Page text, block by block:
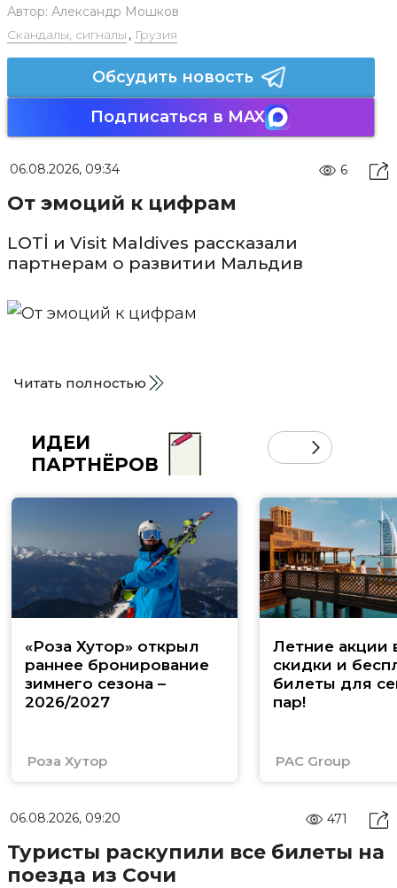
Автор: Александр Мошков
Скандалы, сигналы , Грузия
Обсудить новость
Подписаться в MAX
06.08.2026, 09:34 6
От эмоций к цифрам
LOTİ и Visit Maldives рассказали
партнерам о развитии Мальдив
Читать полностью
ИДЕИ
ПАРТНЁРОВ
«Роза Хутор» открыл
раннее бронирование
зимнего сезона –
2026/2027
Роза Хутор
Летние акции
скидки и
билеты для
пар!
PAC Group
06.08.2026, 09:20 471
Туристы раскупили все билеты на
поезда из Сочи